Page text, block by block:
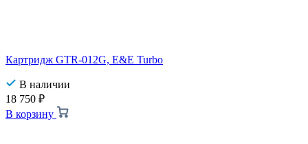
Картридж GTR-012G, E&E Turbo
В наличии
18 750 ₽
В корзину